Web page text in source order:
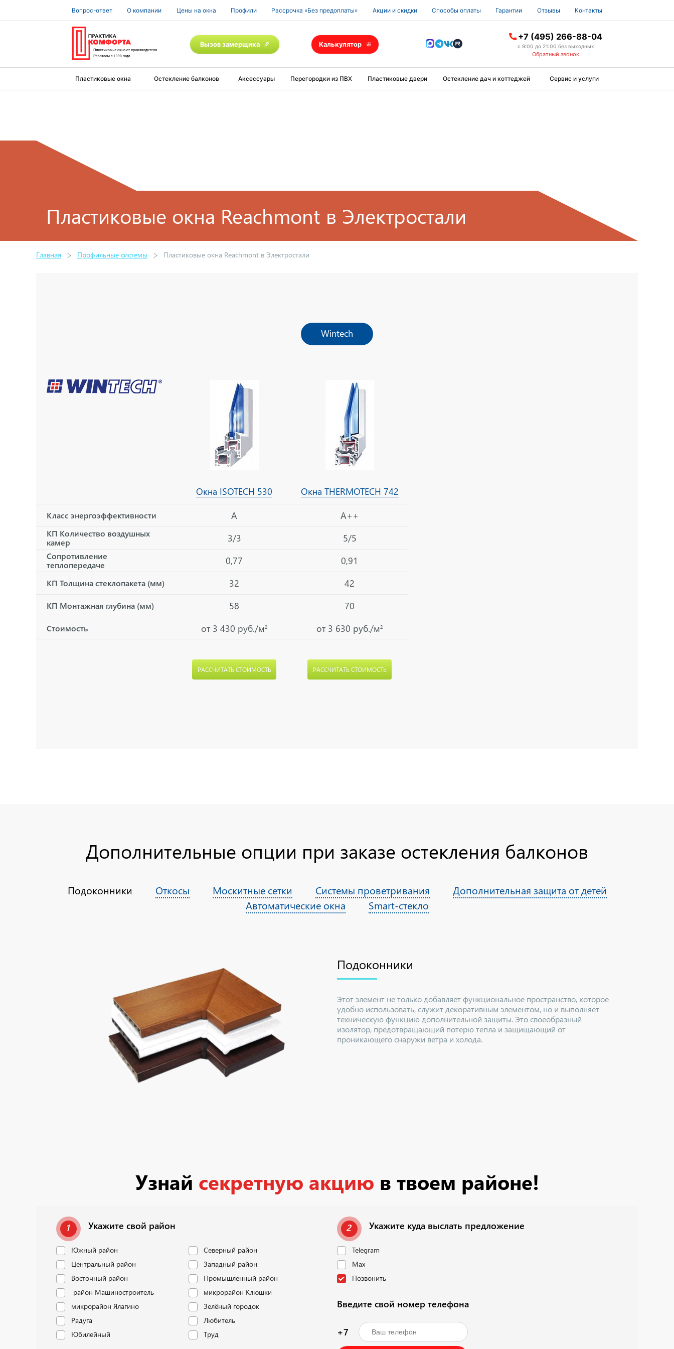
Вопрос-ответ О компании Цены на окна Профили Рассрочка «Без предоплаты» Акции и скидки Способы оплаты Гарантии Отзывы Контакты
Вызов замерщика Калькулятор
+7 (495) 266-88-04
с 9:00 до 21:00 без выходных
Обратный звонок
Пластиковые окна Остекление балконов Аксессуары Перегородки из ПВХ Пластиковые двери Остекление дач и коттеджей Сервис и услуги
Пластиковые окна Reachmont в Электростали
Главная Профильные системы Пластиковые окна Reachmont в Электростали
Wintech
Класс энергоэффективности
КП Количество воздушных
камер
Сопротивление
теплопередаче
КП Толщина стеклопакета (мм)
КП Монтажная глубина (мм)
Стоимость
Окна ISOTECH 530
A
3/3
0,77
32
58
от 3 430 руб./м2
РАССЧИТАТЬ СТОИМОСТЬ
Окна THERMOTECH 742
A++
5/5
0,91
42
70
от 3 630 руб./м2
РАССЧИТАТЬ СТОИМОСТЬ
Дополнительные опции при заказе остекления балконов
Подоконники Откосы Москитные сетки Системы проветривания
Дополнительная защита от детей
Автоматические окна
Smart-стекло
Подоконники
Этот элемент не только добавляет функциональное пространство, которое
удобно использовать, служит декоративным элементом, но и выполняет
техническую функцию дополнительной защиты. Это своеобразный
изолятор, предотвращающий потерю тепла и защищающий от
проникающего снаружи ветра и холода.
Узнай секретную акцию в твоем районе!
1 Укажите свой район
Южный район
Северный район
Центральный район
Западный район
Восточный район
Промышленный район
район Машиностроитель
микрорайон Клюшки
микрорайон Ялагино
Зелёный городок
Радуга
Любитель
Юбилейный
Труд
2 Укажите куда выслать предложение
Telegram
Max
Позвонить
Введите свой номер телефона
+7